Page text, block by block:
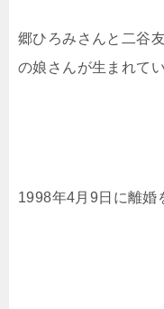
郷ひろみさんと二谷
の娘さんが生まれて
1998年4月9日に離婚